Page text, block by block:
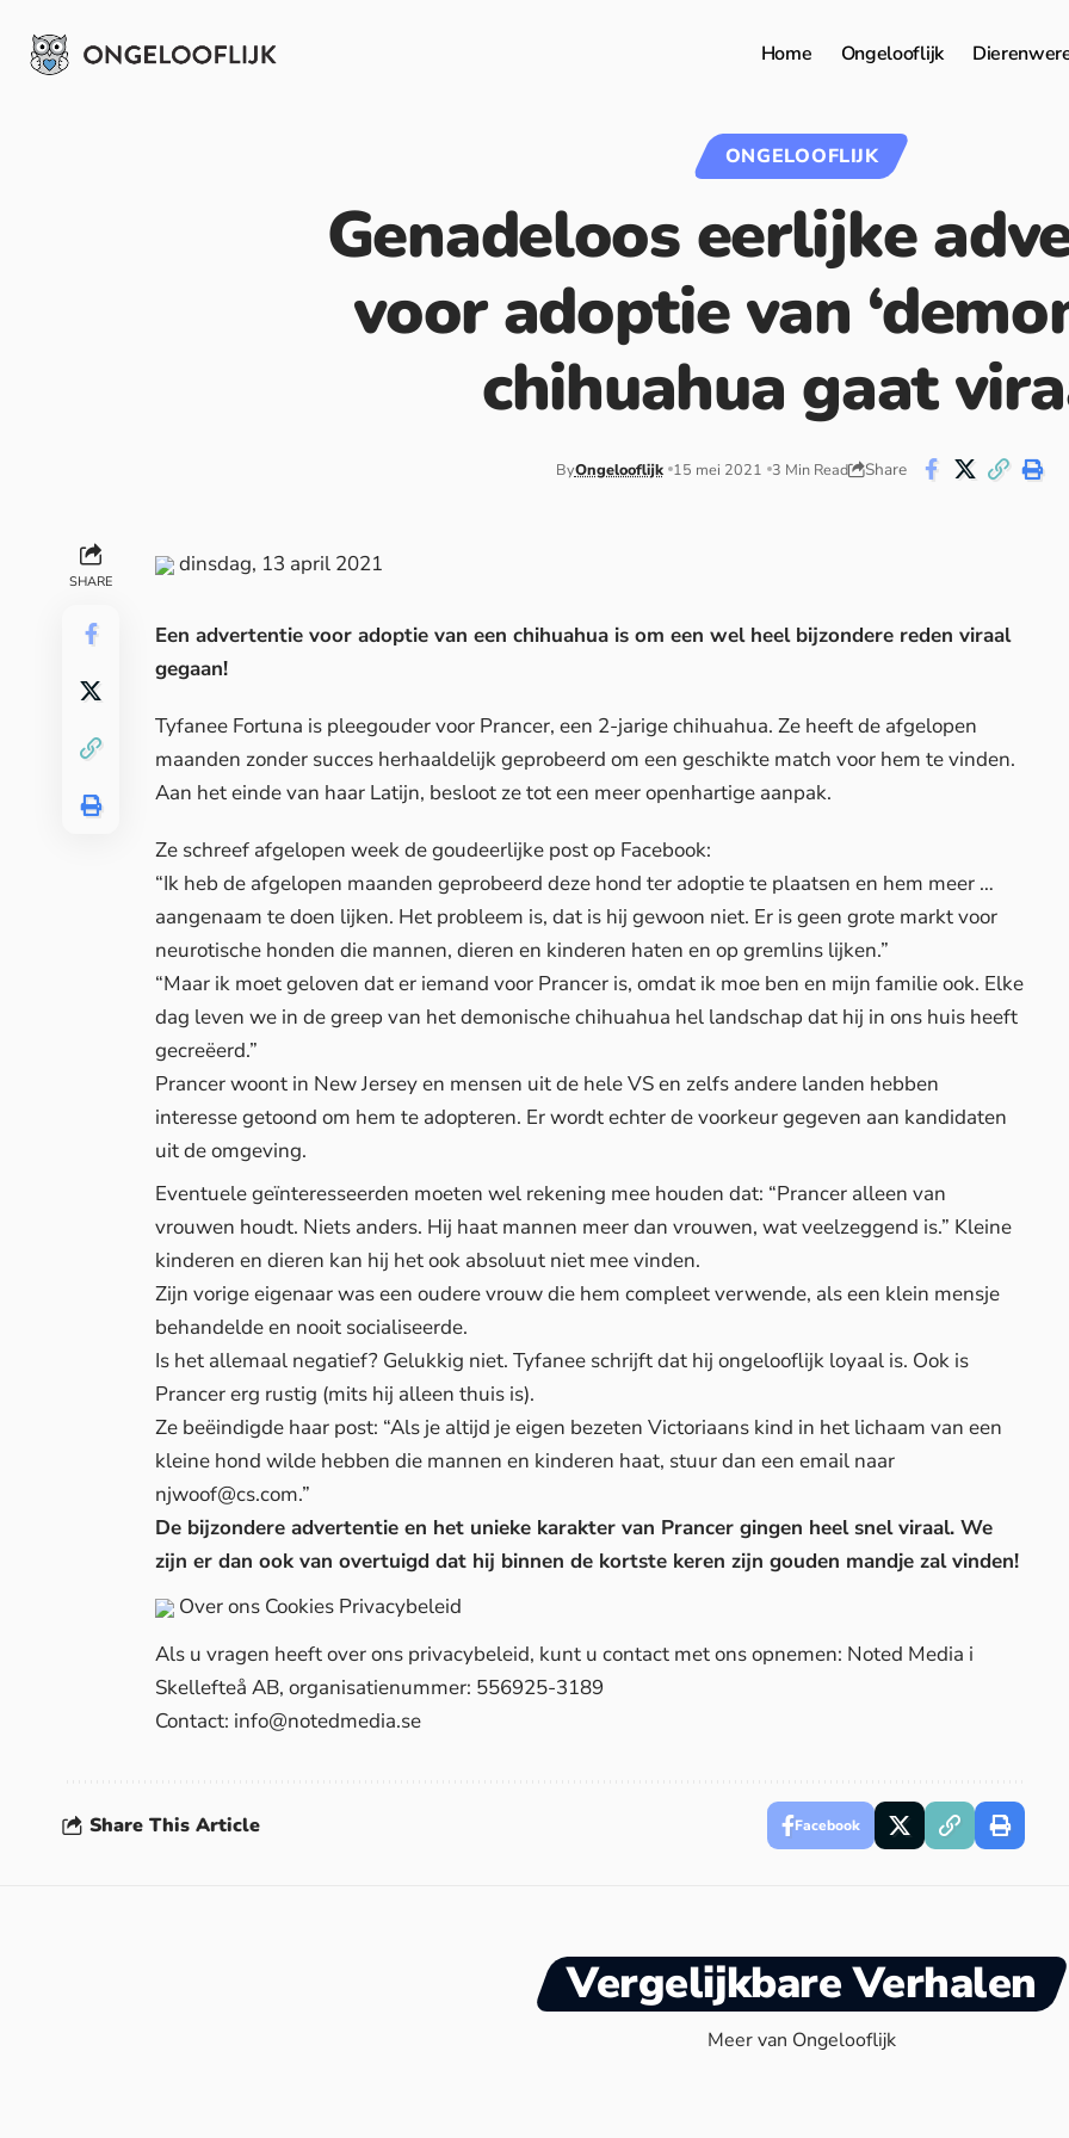
Home Ongelooflijk
ONGELOOFLIJK
Genadeloos eerlijke
voor adoptie van
chihuahua gaat
ByOngelooflijk 15 mei 2021 3 Min Read Share
SHARE
dinsdag, 13 april 2021
Een advertentie voor adoptie van een chihuahua is om een wel heel bijzondere reden viraal
gegaan!
Tyfanee Fortuna is pleegouder voor Prancer, een 2-jarige chihuahua. Ze heeft de afgelopen
maanden zonder succes herhaaldelijk geprobeerd om een geschikte match voor hem te vinden.
Aan het einde van haar Latijn, besloot ze tot een meer openhartige aanpak.
Ze schreef afgelopen week de goudeerlijke post op Facebook:
“Ik heb de afgelopen maanden geprobeerd deze hond ter adoptie te plaatsen en hem meer …
aangenaam te doen lijken. Het probleem is, dat is hij gewoon niet. Er is geen grote markt voor
neurotische honden die mannen, dieren en kinderen haten en op gremlins lijken.”
“Maar ik moet geloven dat er iemand voor Prancer is, omdat ik moe ben en mijn familie ook. Elke
dag leven we in de greep van het demonische chihuahua hel landschap dat hij in ons huis heeft
gecreëerd.”
Prancer woont in New Jersey en mensen uit de hele VS en zelfs andere landen hebben
interesse getoond om hem te adopteren. Er wordt echter de voorkeur gegeven aan kandidaten
uit de omgeving.
Eventuele geïnteresseerden moeten wel rekening mee houden dat: “Prancer alleen van
vrouwen houdt. Niets anders. Hij haat mannen meer dan vrouwen, wat veelzeggend is.” Kleine
kinderen en dieren kan hij het ook absoluut niet mee vinden.
Zijn vorige eigenaar was een oudere vrouw die hem compleet verwende, als een klein mensje
behandelde en nooit socialiseerde.
Is het allemaal negatief? Gelukkig niet. Tyfanee schrijft dat hij ongelooflijk loyaal is. Ook is
Prancer erg rustig (mits hij alleen thuis is).
Ze beëindigde haar post: “Als je altijd je eigen bezeten Victoriaans kind in het lichaam van een
kleine hond wilde hebben die mannen en kinderen haat, stuur dan een email naar
njwoof@cs.com.”
De bijzondere advertentie en het unieke karakter van Prancer gingen heel snel viraal. We
zijn er dan ook van overtuigd dat hij binnen de kortste keren zijn gouden mandje zal vinden!
Over ons Cookies Privacybeleid
Als u vragen heeft over ons privacybeleid, kunt u contact met ons opnemen: Noted Media i
Skellefteå AB, organisatienummer: 556925-3189
Contact: info@notedmedia.se
Share This Article Facebook
Vergelijkbare Verhalen
Meer van Ongelooflijk